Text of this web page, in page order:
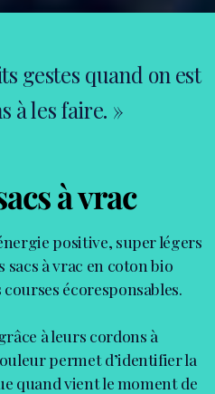
gestes quand on est
à les faire. »
à vrac
positive, super légers
sacs à vrac en coton bio
écoresponsables.
à leurs cordons à
permet d’identifier la
quand vient le moment de